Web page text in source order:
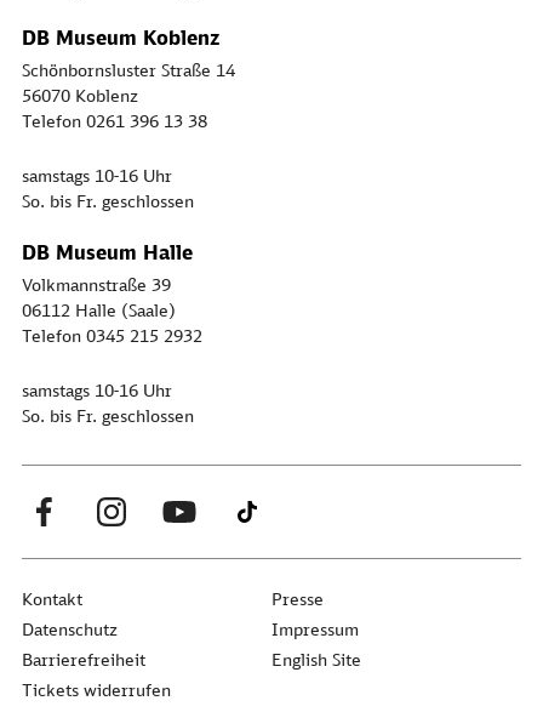
DB Museum Koblenz
Schönbornsluster Straße 14
56070 Koblenz
Telefon 0261 396 13 38
samstags 10-16 Uhr
So. bis Fr. geschlossen
DB Museum Halle
Volkmannstraße 39
06112 Halle (Saale)
Telefon 0345 215 2932
samstags 10-16 Uhr
So. bis Fr. geschlossen
Kontakt
Presse
Datenschutz
Impressum
Barrierefreiheit
English Site
Tickets widerrufen